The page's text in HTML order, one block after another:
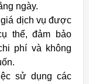
ngày.
dịch vụ được
thể, đảm bảo
phí và không
sử dụng các